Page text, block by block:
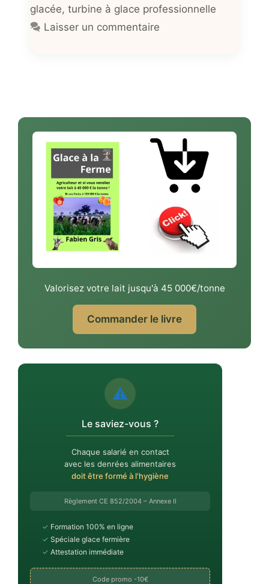
glacée, turbine à glace professionnelle
Laisser un commentaire
Valorisez votre lait jusqu'à 45 000€/tonne
Commander le livre
⚠️
Le saviez-vous ?
Chaque salarié en contact
avec les denrées alimentaires
doit être formé à l'hygiène
Règlement CE 852/2004 – Annexe II
✓ Formation 100% en ligne
✓ Spéciale glace fermière
✓ Attestation immédiate
Code promo -10€